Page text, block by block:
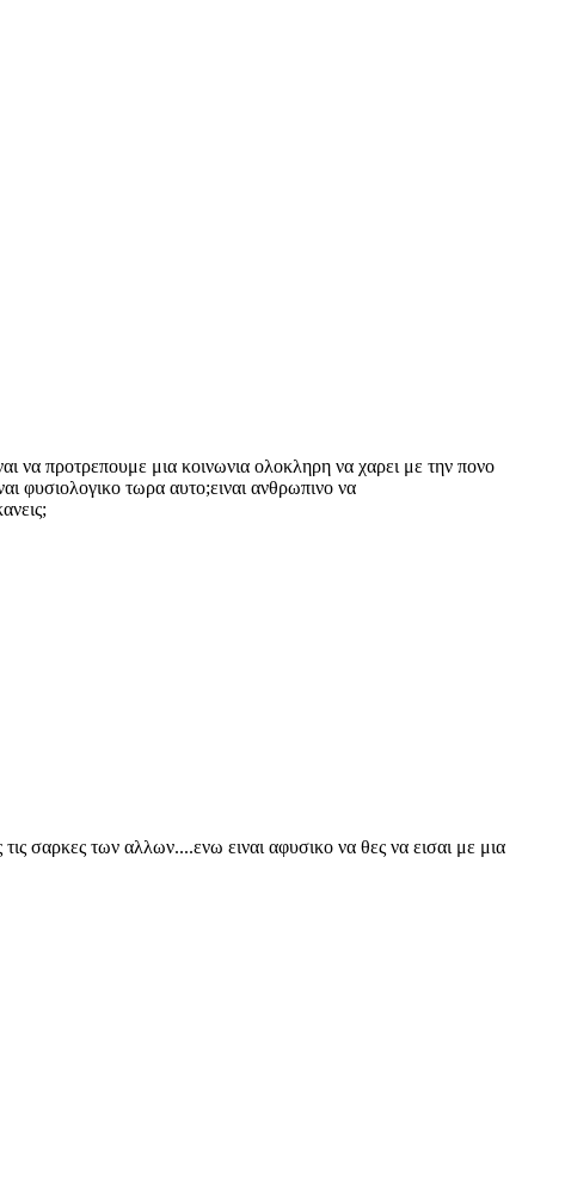
να προτρεπουμε μια κοινωνια ολοκληρη να χαρει με την πονο
φυσιολογικο τωρα αυτο;ειναι ανθρωπινο να
σαρκες των αλλων....ενω ειναι αφυσικο να θες να εισαι με μια